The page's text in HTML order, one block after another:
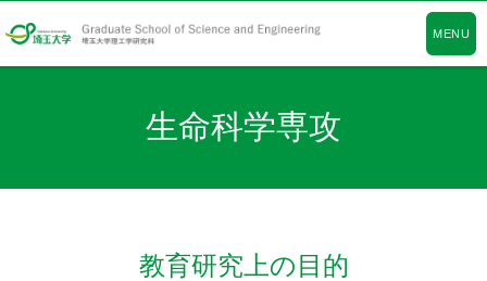
MENU
生命科学専攻
教育研究上の目的